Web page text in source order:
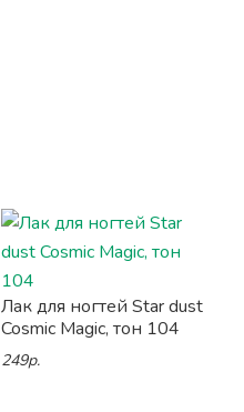
Лак для ногтей Star dust
Cosmic Magic, тон 104
249р.